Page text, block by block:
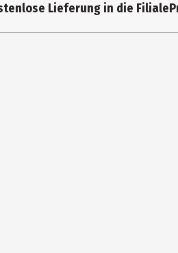
History & Heraldry
Lieferung in die Filiale